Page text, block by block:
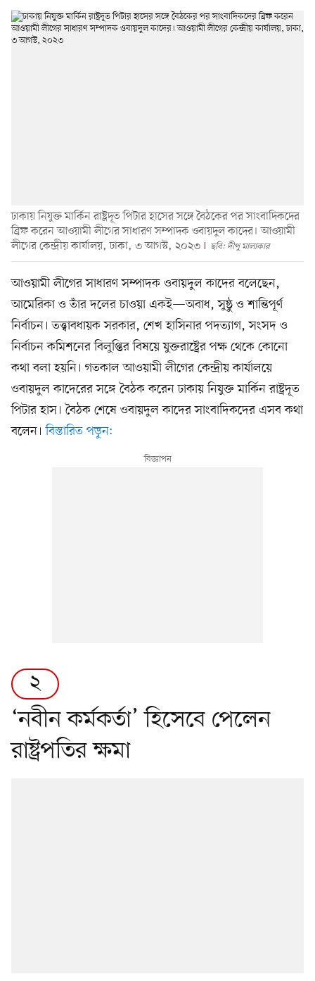
ঢাকায় নিযুক্ত মার্কিন রাষ্ট্রদূত পিটার হাসের সঙ্গে বৈঠকের পর সাংবাদিকদের
ব্রিফ করেন আওয়ামী লীগের সাধারণ সম্পাদক ওবায়দুল কাদের। আওয়ামী
লীগের কেন্দ্রীয় কার্যালয়, ঢাকা, ৩ আগস্ট, ২০২৩
ছবি: দীপু মালাকার
আওয়ামী লীগের সাধারণ সম্পাদক ওবায়দুল কাদের বলেছেন,
আমেরিকা ও তাঁর দলের চাওয়া একই—অবাধ, সুষ্ঠু ও শান্তিপূর্ণ
নির্বাচন। তত্ত্বাবধায়ক সরকার, শেখ হাসিনার পদত্যাগ, সংসদ ও
নির্বাচন কমিশনের বিলুপ্তির বিষয়ে যুক্তরাষ্ট্রের পক্ষ থেকে কোনো
কথা বলা হয়নি। গতকাল আওয়ামী লীগের কেন্দ্রীয় কার্যালয়ে
ওবায়দুল কাদেরের সঙ্গে বৈঠক করেন ঢাকায় নিযুক্ত মার্কিন রাষ্ট্রদূত
পিটার হাস। বৈঠক শেষে ওবায়দুল কাদের সাংবাদিকদের এসব কথা
বলেন।বিস্তারিত পড়ুন:
২
‘নবীন কর্মকর্তা’ হিসেবে পেলেন
রাষ্ট্রপতির ক্ষমা